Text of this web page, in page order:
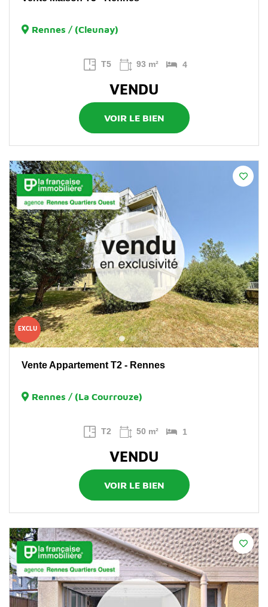
Rennes / (Cleunay)
T5 93 m² 4
VENDU
VOIR LE BIEN
EXCLU
Vente Appartement T2 - Rennes
Rennes / (La Courrouze)
T2 50 m² 1
VENDU
VOIR LE BIEN